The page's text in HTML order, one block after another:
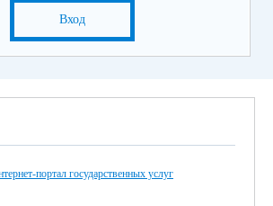
Вход
портал государственных услуг